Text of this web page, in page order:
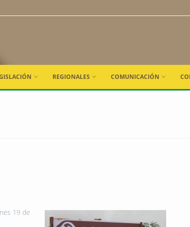
REGIONALES COMUNICACIÓN
19 de